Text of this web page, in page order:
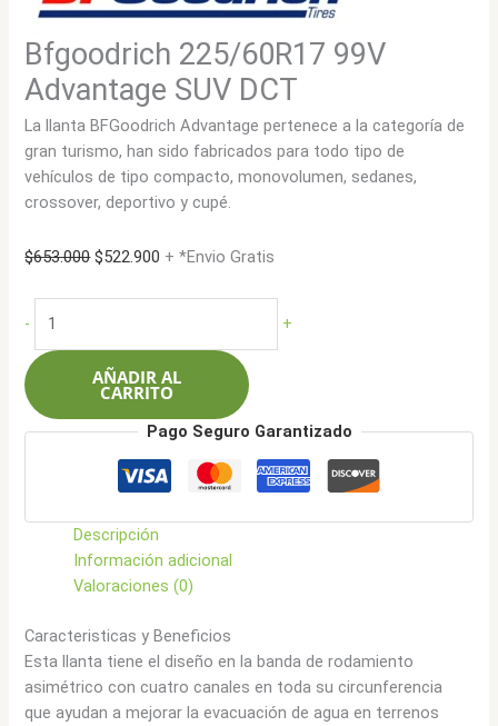
Bfgoodrich 225/60R17 99V
Advantage SUV DCT
La llanta BFGoodrich Advantage pertenece a la categoría de
gran turismo, han sido fabricados para todo tipo de
vehículos de tipo compacto, monovolumen, sedanes,
crossover, deportivo y cupé.
$653.000El
$522.900 El
$522.900.
+ *Envio Gratis
-
225/60R17
99V
Advantage
SUV
DCT
+
AÑADIR AL
CARRITO
Pago Seguro Garantizado
Descripción
Información adicional
Valoraciones (0)
Caracteristicas y Beneficios
Esta llanta tiene el diseño en la banda de rodamiento
asimétrico con cuatro canales en toda su circunferencia
que ayudan a mejorar la evacuación de agua en terrenos